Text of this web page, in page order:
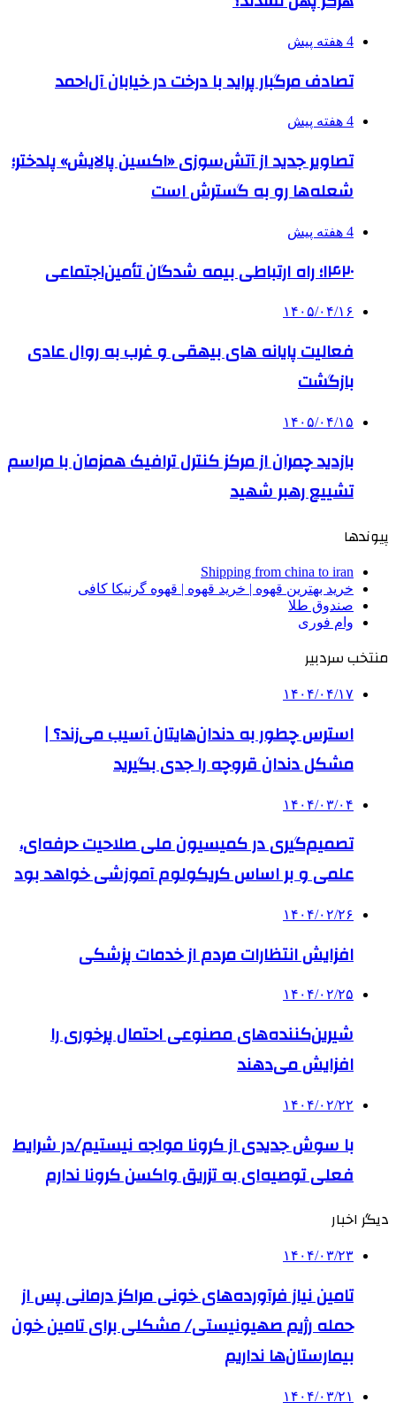
4 هفته پیش
تصادف مرگبار پراید با درخت در خیابان آل‌احمد
4 هفته پیش
تصاویر جدید از آتش‌سوزی «اکسین پالایش» پلدختر؛
شعله‌ها رو به گسترش است
4 هفته پیش
۱۴۲۰؛ راه ارتباطی بیمه شدگان تأمین‌اجتماعی
۱۴۰۵/۰۴/۱۶
فعالیت پایانه های بیهقی و غرب به روال عادی
بازگشت
۱۴۰۵/۰۴/۱۵
بازدید چمران از مرکز کنترل ترافیک همزمان با مراسم
تشییع رهبر شهید
پیوندها
Shipping from china to iran
خرید بهترین قهوه | خرید قهوه | قهوه گرنیکا کافی
صندوق طلا
وام فوری
منتخب سردبیر
۱۴۰۴/۰۴/۱۷
استرس چطور به دندان‌هایتان آسیب می‌زند؟ |
مشکل دندان‌ قروچه را جدی بگیرید
۱۴۰۴/۰۳/۰۴
تصمیم‌گیری در کمیسیون ملی صلاحیت حرفه‌ای،
علمی و بر اساس کریکولوم آموزشی خواهد بود
۱۴۰۴/۰۲/۲۶
افزایش انتظارات مردم از خدمات پزشکی
۱۴۰۴/۰۲/۲۵
شیرین‌کننده‌های مصنوعی احتمال پرخوری را
افزایش می‌دهند
۱۴۰۴/۰۲/۲۲
با سوش جدیدی از کرونا مواجه نیستیم/در شرایط
فعلی توصیه‌ای به تزریق واکسن کرونا ندارم
دیگر اخبار
۱۴۰۴/۰۳/۲۳
تامین نیاز فرآورده‌های خونی مراکز درمانی پس از
حمله رژیم صهیونیستی/ مشکلی برای تامین خون
بیمارستان‌ها نداریم
۱۴۰۴/۰۳/۲۱